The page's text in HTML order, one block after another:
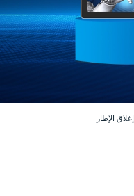
إغلاق الإطار